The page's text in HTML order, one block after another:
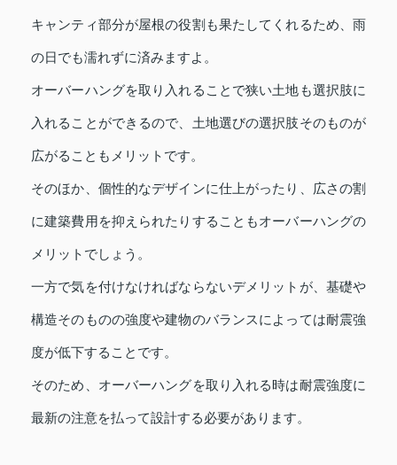
キャンティ部分が屋根の役割も果たしてくれるため、雨
の日でも濡れずに済みますよ。
オーバーハングを取り入れることで狭い土地も選択肢に
入れることができるので、土地選びの選択肢そのものが
広がることもメリットです。
そのほか、個性的なデザインに仕上がったり、広さの割
に建築費用を抑えられたりすることもオーバーハングの
メリットでしょう。
一方で気を付けなければならないデメリットが、基礎や
構造そのものの強度や建物のバランスによっては耐震強
度が低下することです。
そのため、オーバーハングを取り入れる時は耐震強度に
最新の注意を払って設計する必要があります。